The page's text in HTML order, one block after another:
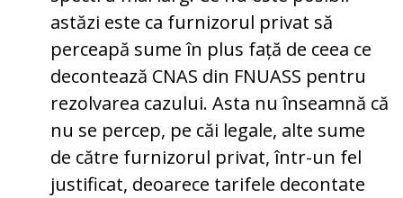
astăzi este ca furnizorul privat să
perceapă sume în plus față de ceea ce
decontează CNAS din FNUASS pentru
rezolvarea cazului. Asta nu înseamnă că
nu se percep, pe căi legale, alte sume
de către furnizorul privat, într-un fel
justificat, deoarece tarifele decontate